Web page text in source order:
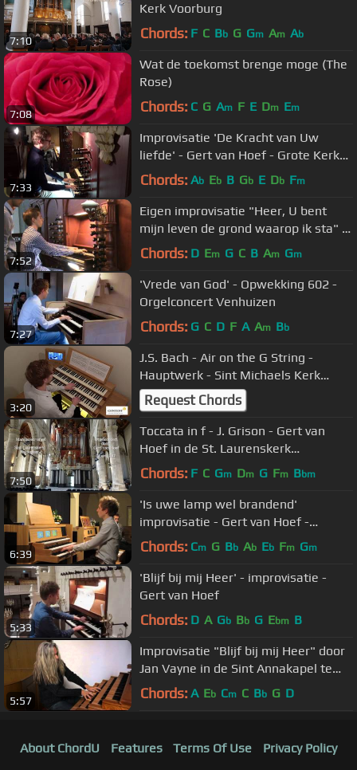
7:10
Kerk Voorburg
Chords: F C Bb G Gm Am Ab
7:08
Wat de toekomst brenge moge (The
Rose)
Chords: C G Am F E Dm Em
7:33
Improvisatie 'De Kracht van Uw
liefde' - Gert van Hoef - Grote Kerk
Drachten
Chords: Ab Eb B Gb E Db Fm
7:52
Eigen improvisatie "Heer, U bent
mijn leven de grond waarop ik sta" -
Stephanuskerk Hasselt
Chords: D Em G C B Am Gm
7:27
'Vrede van God' - Opwekking 602 -
Orgelconcert Venhuizen
Chords: G C D F A Am Bb
3:20
J.S. Bach - Air on the G String -
Hauptwerk - Sint Michaels Kerk
Zwolle
Request Chords
7:50
Toccata in f - J. Grison - Gert van
Hoef in de St. Laurenskerk
Rotterdam
Chords: F C Gm Dm G Fm Bbm
6:39
'Is uwe lamp wel brandend'
improvisatie - Gert van Hoef -
Hauptwerkconcert
Chords: Cm G Bb Ab Eb Fm Gm
5:33
'Blijf bij mij Heer' - improvisatie -
Gert van Hoef
Chords: D A Gb Bb G Ebm B
5:57
Improvisatie "Blijf bij mij Heer" door
Jan Vayne in de Sint Annakapel te
Kampen
Chords: A Eb Cm C Bb G D
About ChordU Features Terms Of Use
Privacy Policy